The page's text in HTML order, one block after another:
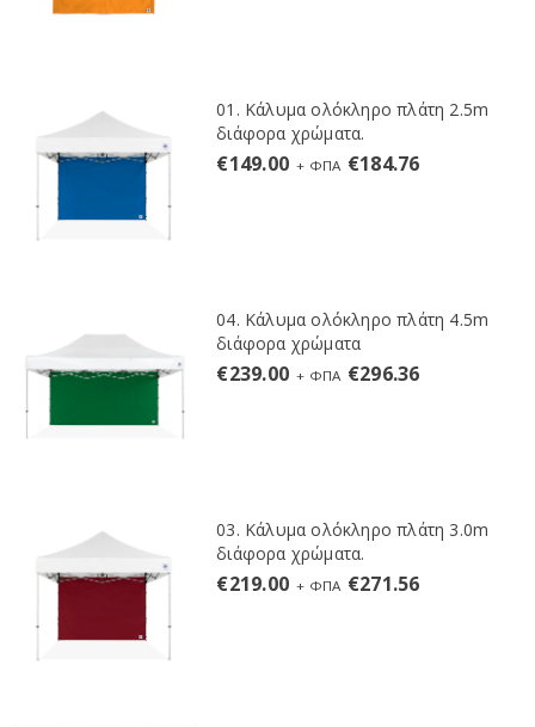
01. Κάλυμα ολόκληρο πλάτη 2.5m
διάφορα χρώματα.
€149.00 + ΦΠΑ €184.76
04. Κάλυμα ολόκληρο πλάτη 4.5m
διάφορα χρώματα
€239.00 + ΦΠΑ €296.36
03. Κάλυμα ολόκληρο πλάτη 3.0m
διάφορα χρώματα.
€219.00 + ΦΠΑ €271.56